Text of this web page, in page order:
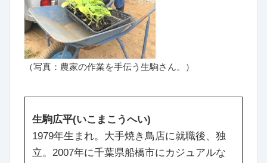
（写真：農家の作業を手伝う生駒さん。）
生駒広平(いこまこうへい)
1979年生まれ。大手焼き鳥店に就職後、独
立。2007年に千葉県船橋市にカジュアルな